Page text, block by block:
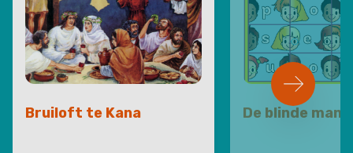
Bruiloft te Kana De blinde man